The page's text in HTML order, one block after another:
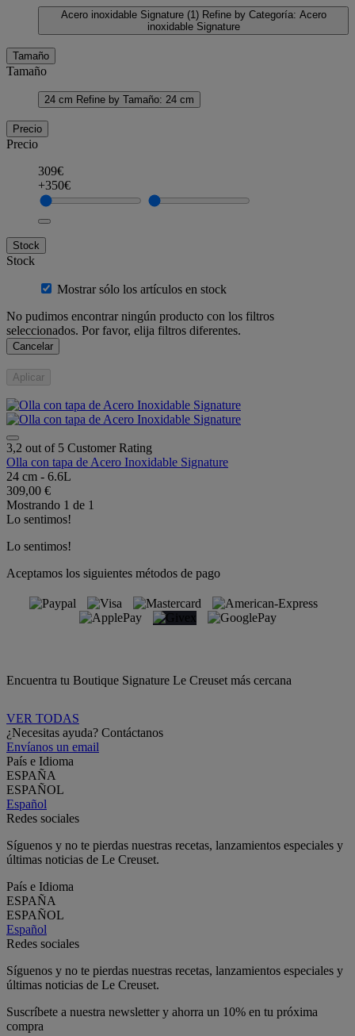
Acero inoxidable Signature (1) Refine by Categoría: Acero
inoxidable Signature
Tamaño
Tamaño
24 cm Refine by Tamaño: 24 cm
Precio
Precio
309€
+350€
Stock
Stock
Mostrar sólo los artículos en stock
No pudimos encontrar ningún producto con los filtros
seleccionados. Por favor, elija filtros diferentes.
Cancelar
Aplicar
3,2 out of 5 Customer Rating
Olla con tapa de Acero Inoxidable Signature
24 cm - 6.6L
309,00 €
Mostrando 1 de 1
Lo sentimos!
Lo sentimos!
Aceptamos los siguientes métodos de pago
Encuentra tu Boutique Signature Le Creuset más cercana
VER TODAS
¿Necesitas ayuda? Contáctanos
Envíanos un email
País e Idioma
ESPAÑA
ESPAÑOL
Español
Redes sociales
Síguenos y no te pierdas nuestras recetas, lanzamientos especiales y
últimas noticias de Le Creuset.
País e Idioma
ESPAÑA
ESPAÑOL
Español
Redes sociales
Síguenos y no te pierdas nuestras recetas, lanzamientos especiales y
últimas noticias de Le Creuset.
Suscríbete a nuestra newsletter y ahorra un 10% en tu próxima
compra